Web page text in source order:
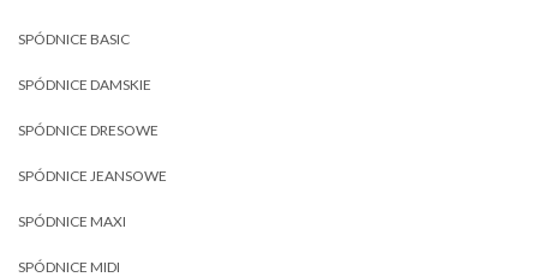
SPÓDNICE BASIC
SPÓDNICE DAMSKIE
SPÓDNICE DRESOWE
SPÓDNICE JEANSOWE
SPÓDNICE MAXI
SPÓDNICE MIDI